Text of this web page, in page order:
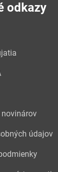
odkazy
údajov